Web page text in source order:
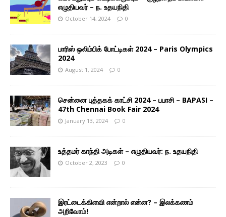
எழுதியவர் – ந. உதயநிதி
October 14, 2024 0
பாரிஸ் ஒலிம்பிக் போட்டிகள் 2024 – Paris Olympics
2024
August 1, 2024 0
சென்னை புத்தகக் காட்சி 2024 – பபாசி – BAPASI –
47th Chennai Book Fair 2024
January 13, 2024 0
உத்தமர் காந்தி அடிகள் – எழுதியவர்: ந. உதயநிதி
October 2, 2023 0
இரட்டைக்கிளவி என்றால் என்ன? – இலக்கணம்
அறிவோம்!